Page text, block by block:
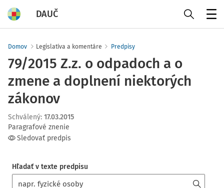
DAUČ
Domov Legislatíva a komentáre Predpisy
79/2015 Z.z. o odpadoch a o
zmene a doplnení niektorých
zákonov
Schválený: 17.03.2015
Paragrafové znenie
Sledovať predpis
Hľadať v texte predpisu